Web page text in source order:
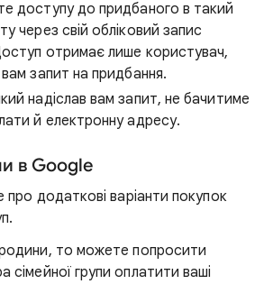
доступу до придбаного в такий
через свій обліковий запис
отримає лише користувач,
запит на придбання.
надіслав вам запит, не бачитиме
й електронну адресу.
в Google
про додаткові варіанти покупок
то можете попросити
сімейної групи оплатити ваші